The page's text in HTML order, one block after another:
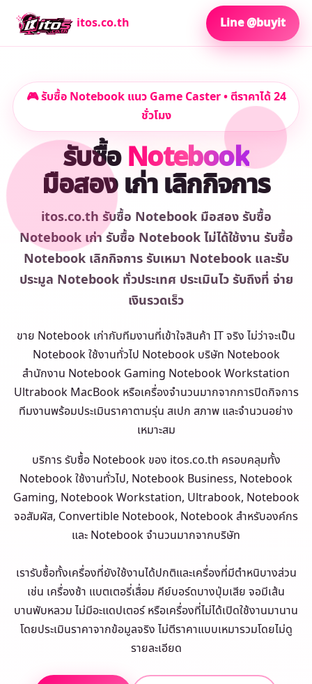
itos.co.th Line @buyit
🎮 รับซื้อ Notebook แนว Game Caster • ตีราคาได้ 24
ชั่วโมง
รับซื้อNotebook
มือสอง เก่า เลิกกิจการ
itos.co.th รับซื้อ Notebook มือสอง รับซื้อ
Notebook เก่า รับซื้อ Notebook ไม่ได้ใช้งาน รับซื้อ
Notebook เลิกกิจการ รับเหมา Notebook และรับ
ประมูล Notebook ทั่วประเทศ ประเมินไว รับถึงที่ จ่าย
เงินรวดเร็ว
ขาย Notebook เก่ากับทีมงานที่เข้าใจสินค้า IT จริง ไม่ว่าจะเป็น
Notebook ใช้งานทั่วไป Notebook บริษัท Notebook
สำนักงาน Notebook Gaming Notebook Workstation
Ultrabook MacBook หรือเครื่องจำนวนมากจากการปิดกิจการ
ทีมงานพร้อมประเมินราคาตามรุ่น สเปก สภาพ และจำนวนอย่าง
เหมาะสม
บริการ รับซื้อ Notebook ของ itos.co.th ครอบคลุมทั้ง
Notebook ใช้งานทั่วไป, Notebook Business, Notebook
Gaming, Notebook Workstation, Ultrabook, Notebook
จอสัมผัส, Convertible Notebook, Notebook สำหรับองค์กร
และ Notebook จำนวนมากจากบริษัท
เรารับซื้อทั้งเครื่องที่ยังใช้งานได้ปกติและเครื่องที่มีตำหนิบางส่วน
เช่น เครื่องช้า แบตเตอรี่เสื่อม คีย์บอร์ดบางปุ่มเสีย จอมีเส้น
บานพับหลวม ไม่มีอะแดปเตอร์ หรือเครื่องที่ไม่ได้เปิดใช้งานมานาน
โดยประเมินราคาจากข้อมูลจริง ไม่ตีราคาแบบเหมารวมโดยไม่ดู
รายละเอียด